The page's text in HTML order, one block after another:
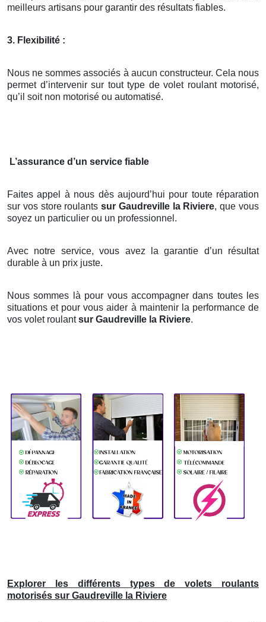
meilleurs artisans pour garantir des résultats fiables.
3. Flexibilité :
Nous ne sommes associés à aucun constructeur. Cela nous
permet d’intervenir sur tout type de volet roulant motorisé,
qu’il soit non motorisé ou automatisé.
L’assurance d’un service fiable
Faites appel à nous dès aujourd’hui pour toute réparation
sur vos store roulantssur Gaudreville la Riviere, que vous
soyez un particulier ou un professionnel.
Avec notre service, vous avez la garantie d’un résultat
durable à un prix juste.
Nous sommes là pour vous accompagner dans toutes les
situations et pour vous aider à maintenir la performance de
vos volet roulantsur Gaudreville la Riviere.
Explorer les différents types de volets roulants
motorisés sur Gaudreville la Riviere